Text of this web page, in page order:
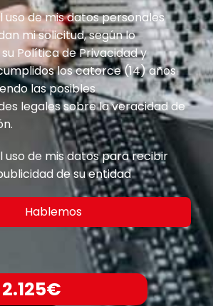
uso de mis datos personales
mi solicitud, según lo
Política de Privacidad y
los catorce (14) años
las posibles
legales sobre la veracidad de
uso de mis datos para recibir
de su entidad
Hablemos
2.125€